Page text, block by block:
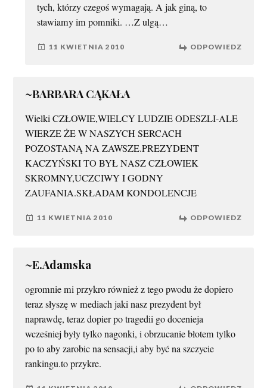
tych, którzy czegoś wymagają. A jak giną, to
stawiamy im pomniki. …Z ulgą…
11 KWIETNIA 2010 ODPOWIEDZ
~BARBARA CĄKAŁA
Wielki CZŁOWIE,WIELCY LUDZIE ODESZLI-ALE
WIERZE ŻE W NASZYCH SERCACH
POZOSTANĄ NA ZAWSZE.PREZYDENT
KACZYŃSKI TO BYŁ NASZ CZŁOWIEK
SKROMNY,UCZCIWY I GODNY
ZAUFANIA.SKŁADAM KONDOLENCJE
11 KWIETNIA 2010 ODPOWIEDZ
~E.Adamska
ogromnie mi przykro również z tego pwodu że dopiero
teraz słyszę w mediach jaki nasz prezydent był
naprawdę, teraz dopier po tragedii go docenieja
wcześniej były tylko nagonki, i obrzucanie błotem tylko
po to aby zarobic na sensacji,i aby być na szczycie
rankingu.to przykre.